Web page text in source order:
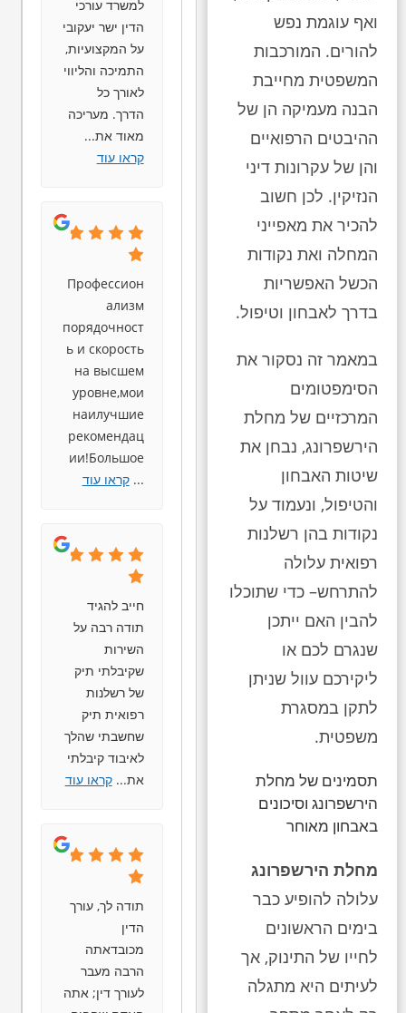
ואף עוגמת נפש
להורים. המורכבות
המשפטית מחייבת
הבנה מעמיקה הן של
ההיבטים הרפואיים
והן של עקרונות דיני
הנזיקין. לכן חשוב
להכיר את מאפייני
המחלה ואת נקודות
הכשל האפשריות
בדרך לאבחון וטיפול.
במאמר זה נסקור את
הסימפטומים
המרכזיים של מחלת
הירשפרונג, נבחן את
שיטות האבחון
והטיפול, ונעמוד על
נקודות בהן רשלנות
רפואית עלולה
להתרחש– כדי שתוכלו
להבין האם ייתכן
שנגרם לכם או
ליקירכם עוול שניתן
לתקן במסגרת
משפטית.
תסמינים של מחלת
הירשפרונג וסיכונים
באבחון מאוחר
מחלת הירשפרונג
עלולה להופיע כבר
בימים הראשונים
לחייו של התינוק, אך
לעיתים היא מתגלה
למשרד עורכי
הדין ישר יעקובי
על המקצועיות,
התמיכה והליווי
לאורך כל
הדרך. מעריכה
מאוד את...
קראו עוד
Профессион
ализм
порядочност
ь и скорость
на высшем
уровне,мои
наилучшие
рекомендац
ии!Большое
...קראו עוד
חייב להגיד
תודה רבה על
השירות
שקיבלתי תיק
של רשלנות
רפואית תיק
שחשבתי שהלך
לאיבוד קיבלתי
את...קראו עוד
תודה לך, עורך
הדין
מכובדאתה
הרבה מעבר
לעורך דין; אתה